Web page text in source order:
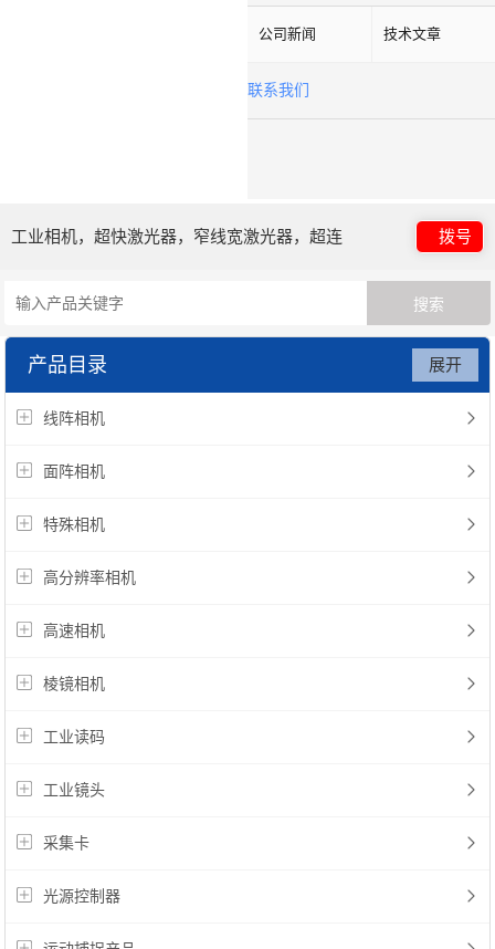
公司新闻 技术文章
联系我们
工业相机，超快激光器，窄线宽激光器，超连
续谱光源，光子晶体光纤
拨号
产品目录
线阵相机
面阵相机
特殊相机
高分辨率相机
高速相机
棱镜相机
工业读码
工业镜头
采集卡
光源控制器
展开